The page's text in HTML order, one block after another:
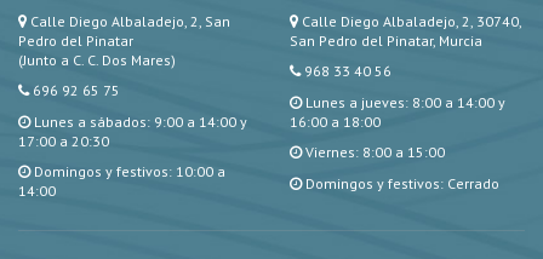
Calle Diego Albaladejo, 2, San
Pedro del Pinatar
(Junto a C. C. Dos Mares)
696 92 65 75
Lunes a sábados: 9:00 a 14:00 y
17:00 a 20:30
Domingos y festivos: 10:00 a
14:00
Calle Diego Albaladejo, 2, 30740,
San Pedro del Pinatar, Murcia
968 33 40 56
Lunes a jueves: 8:00 a 14:00 y
16:00 a 18:00
Viernes: 8:00 a 15:00
Domingos y festivos: Cerrado